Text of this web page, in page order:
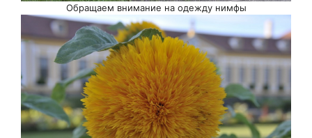
Обращаем внимание на одежду нимфы